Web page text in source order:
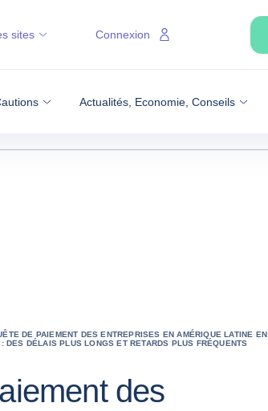
Actualités, Economie, Conseils
sites Connexion
DE PAIEMENT DES ENTREPRISES EN AMÉRIQUE LATINE EN
DES DÉLAIS PLUS LONGS ET RETARDS PLUS FRÉQUENTS
des